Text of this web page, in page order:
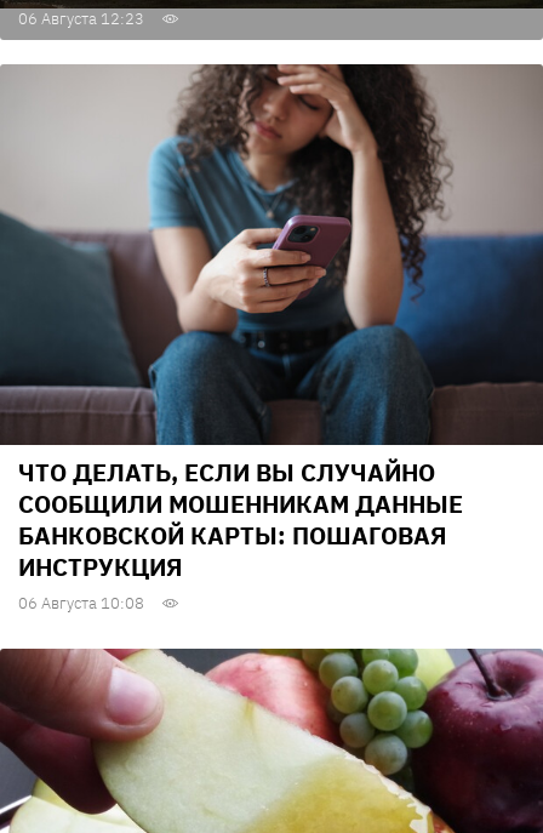
06 Августа 12:23
ЧТО ДЕЛАТЬ, ЕСЛИ ВЫ СЛУЧАЙНО
СООБЩИЛИ МОШЕННИКАМ ДАННЫЕ
БАНКОВСКОЙ КАРТЫ: ПОШАГОВАЯ
ИНСТРУКЦИЯ
06 Августа 10:08